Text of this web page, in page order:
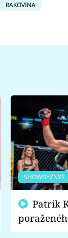
RAKOVINA
SHOWBYZNYS
fanoušci